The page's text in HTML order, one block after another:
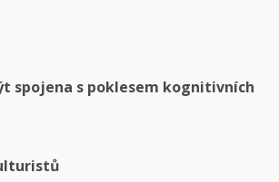
spojena s poklesem kognitivních